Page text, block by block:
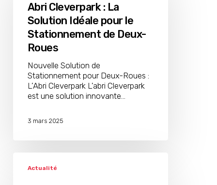
Solution
Idéale
pour
Deux-
Roues
Abri Cleverpark : La
Solution Idéale pour le
Stationnement de Deux-
Roues
Nouvelle Solution de
Stationnement pour Deux-Roues :
L’Abri Cleverpark L'abri Cleverpark
est une solution innovante…
3 mars 2025
Actualité